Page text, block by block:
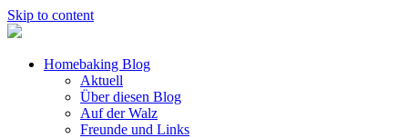
Skip to content
Homebaking Blog
Aktuell
Über diesen Blog
Auf der Walz
Freunde und Links